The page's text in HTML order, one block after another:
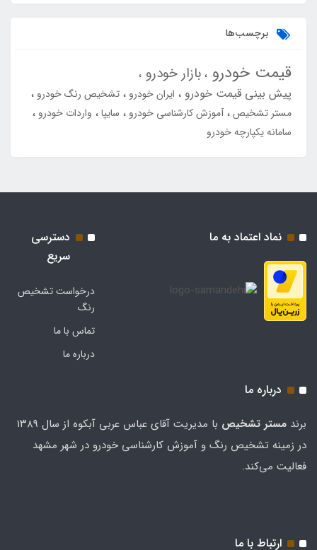
برچسب‌ها
قیمت خودرو بازار خودرو
پیش بینی قیمت خودرو ایران خودرو
تشخیص رنگ خودرو
مستر تشخیص آموزش کارشناسی خودرو سایپا
واردات خودرو
سامانه یکپارچه خودرو
نماد اعتماد به ما
دسترسی
سریع
درخواست تشخیص
رنگ
تماس با ما
درباره ما
درباره ما
برند مستر تشخيص
با مدیریت آقای عباس عربی آبکوه از سال ۱۳۸۹
در زمینه تشخیص رنگ و آموزش کارشناسی خودرو در شهر مشهد
فعالیت می‌کند.
ارتباط با ما